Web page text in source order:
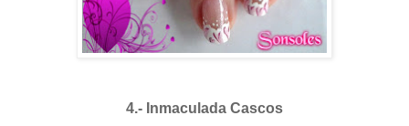
4.- Inmaculada Cascos